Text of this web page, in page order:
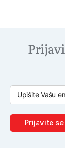
Prijavite se